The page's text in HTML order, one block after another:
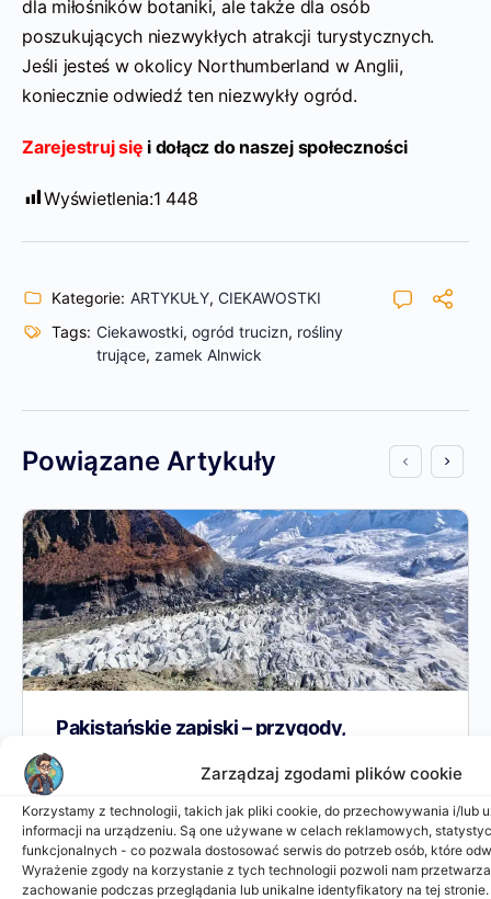
Zarządzaj zgodami plików cookie
Korzystamy z technologii, takich jak pliki cookie, do przechowywania i/lub
informacji na urządzeniu. Są one używane w celach reklamowych,
funkcjonalnych - co pozwala dostosować serwis do potrzeb osób, które
Wyrażenie zgody na korzystanie z tych technologii pozwoli nam
zachowanie podczas przeglądania lub unikalne identyfikatory na tej
dla miłośników botaniki, ale także dla osób
poszukujących niezwykłych atrakcji turystycznych.
Jeśli jesteś w okolicy Northumberland w Anglii,
koniecznie odwiedź ten niezwykły ogród.
Zarejestruj się i dołącz do naszej społeczności
Wyświetlenia:1 448
Kategorie: ARTYKUŁY, CIEKAWOSTKI
Tags: Ciekawostki, ogród trucizn, rośliny
trujące, zamek Alnwick
Powiązane Artykuły
Pakistańskie zapiski – przygody,
zwiedzanie i trudności w podróży
Sobota, 12.10.24 – Pierwsze wrażenia z Karaczi:
Plaża, zakupy i lokalne smaki Po przejściu odprawy i
odebraniu bagaży na lotnisku w Karaczi poznajemy
miejscowego przewodnika.…